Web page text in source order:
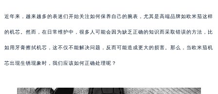
近年来，越来越多的表迷们开始关注如何保养自己的腕表，尤其是高端品牌如欧米茄这样
的机芯。然而，在日常维护中，很多人可能会因为缺乏正确的知识而采取错误的方法，比
如用牙膏擦拭机芯，这不仅不能解决问题，反而可能造成更大的损害。那么，当欧米茄机
芯出现生锈现象时，我们应该如何正确处理呢？